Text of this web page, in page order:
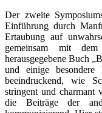
Der zweite
Einführung durch
Ertaubung auf
gemeinsam mit
herausgegebene Buch
und einige besondere
beeindruckend, wie
stringent und charmant
die Beiträge der